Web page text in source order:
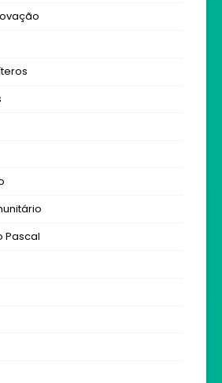
Pascal